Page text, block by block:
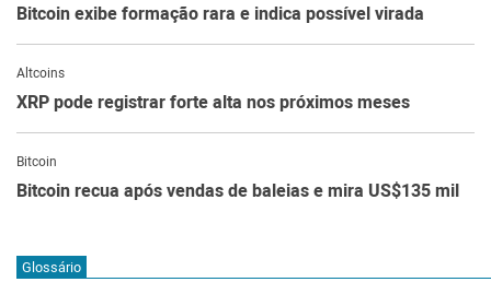
Bitcoin exibe formação rara e indica possível virada
Altcoins
XRP pode registrar forte alta nos próximos meses
Bitcoin
Bitcoin recua após vendas de baleias e mira US$135 mil
Glossário